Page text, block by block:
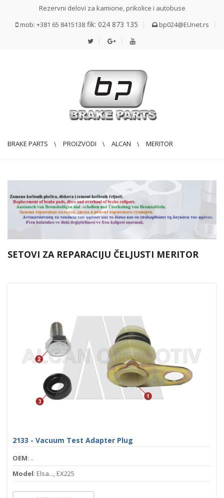
Rezervni delovi za kamione, prikolice i autobuse
mob: +381 65 8415138fik: 024 873 135 bp024@EUnet.rs
BRAKE PARTS PROIZVODI ALCAN MERITOR
SETOVI ZA REPARACIJU ČELJUSTI MERITOR
2133 - Vacuum Test Adapter Plug
OEM: ..
Model: Elsa..., EX225